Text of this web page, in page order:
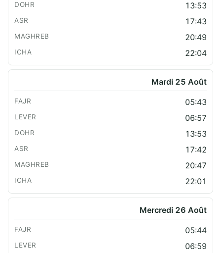
13:53
17:43
20:49
22:04
Mardi 25 Août
05:43
06:57
13:53
17:42
20:47
22:01
Mercredi 26 Août
05:44
06:59